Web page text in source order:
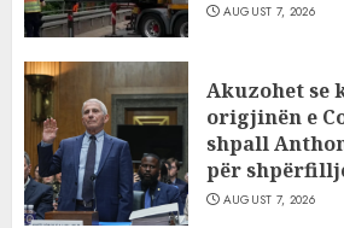
AUGUST 7, 2026
Akuzohet se
origjinën e
shpall
për
AUGUST 7, 2026